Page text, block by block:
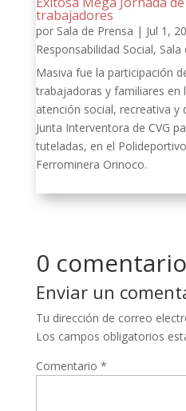
trabajadores
por Sala de Prensa | Jul 1,
Responsabilidad Social, Sala
Masiva fue la participación
trabajadoras y familiares en
atención social, recreativa y
Junta Interventora de CVG
tuteladas, en el
Ferrominera Orinoco.
0
Enviar un
Tu dirección de correo
Los campos obligatorios
Comentario *